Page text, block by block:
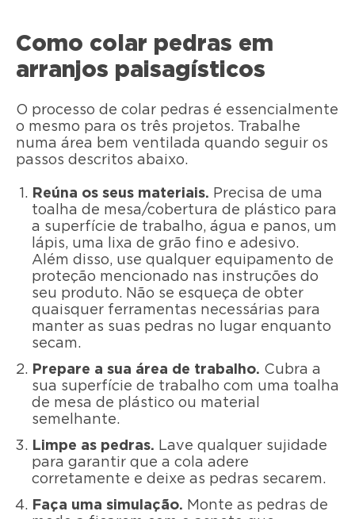
Como colar pedras em
arranjos paisagísticos
O processo de colar pedras é essencialmente
o mesmo para os três projetos. Trabalhe
numa área bem ventilada quando seguir os
passos descritos abaixo.
Reúna os seus materiais. Precisa de uma
toalha de mesa/cobertura de plástico para
a superfície de trabalho, água e panos, um
lápis, uma lixa de grão fino e adesivo.
Além disso, use qualquer equipamento de
proteção mencionado nas instruções do
seu produto. Não se esqueça de obter
quaisquer ferramentas necessárias para
manter as suas pedras no lugar enquanto
secam.
Prepare a sua área de trabalho. Cubra a
sua superfície de trabalho com uma toalha
de mesa de plástico ou material
semelhante.
Limpe as pedras. Lave qualquer sujidade
para garantir que a cola adere
corretamente e deixe as pedras secarem.
Faça uma simulação. Monte as pedras de